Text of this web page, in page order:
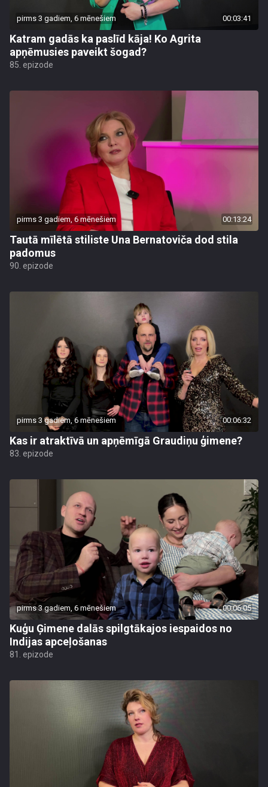
pirms 3 gadiem, 6 mēnešiem 00:03:41
Katram gadās ka paslīd kāja! Ko Agrita
apņēmusies paveikt šogad?
85. epizode
pirms 3 gadiem, 6 mēnešiem 00:13:24
Tautā mīlētā stiliste Una Bernatoviča dod stila
padomus
90. epizode
pirms 3 gadiem, 6 mēnešiem 00:06:32
Kas ir atraktīvā un apņēmīgā Graudiņu ģimene?
83. epizode
pirms 3 gadiem, 6 mēnešiem 00:06:05
Kuģu Ģimene dalās spilgtākajos iespaidos no
Indijas apceļošanas
81. epizode